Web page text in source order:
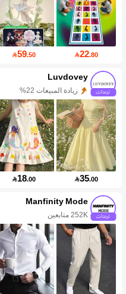
22.80
59.50
Luvdovey
زيادة المبيعات 22%
35.00
18.00
Manfinity Mode
252K متابعين